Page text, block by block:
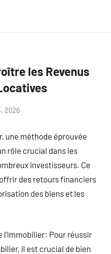
les Revenus
2026
une méthode éprouvée
rôle crucial dans les
investisseurs. Ce
des retours financiers
des biens et les
l’immobilier: Pour réussir
il est crucial de bien